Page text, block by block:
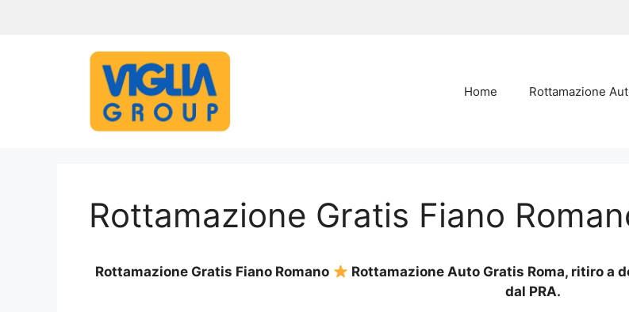
Home Rottamazione
Rottamazione Gratis Fiano
Rottamazione Gratis Fiano Romano
Rottamazione Auto Gratis Roma, ritiro a
dal PRA.